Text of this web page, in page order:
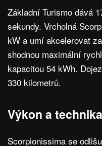
Základní Turismo dává
sekundy. Vrcholná
kW a umí akcelerovat
shodnou maximální
kapacitou 54 kWh.
330 kilometrů.
Výkon a technika
Scorpionissima se